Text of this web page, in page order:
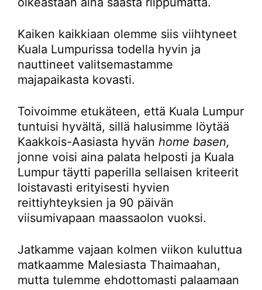
Kaiken kaikkiaan olemme siis viihtyneet
Kuala Lumpurissa todella hyvin ja
nauttineet valitsemastamme
majapaikasta kovasti.
Toivoimme etukäteen, että Kuala Lumpur
tuntuisi hyvältä, sillä halusimme löytää
Kaakkois-Aasiasta hyvän home basen,
jonne voisi aina palata helposti ja Kuala
Lumpur täytti paperilla sellaisen kriteerit
loistavasti erityisesti hyvien
reittiyhteyksien ja 90 päivän
viisumivapaan maassaolon vuoksi.
Jatkamme vajaan kolmen viikon kuluttua
matkaamme Malesiasta Thaimaahan,
mutta tulemme ehdottomasti palaamaan